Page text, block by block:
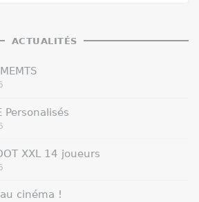
ACTUALITÉS
Personalisés
XXL 14 joueurs
cinéma !